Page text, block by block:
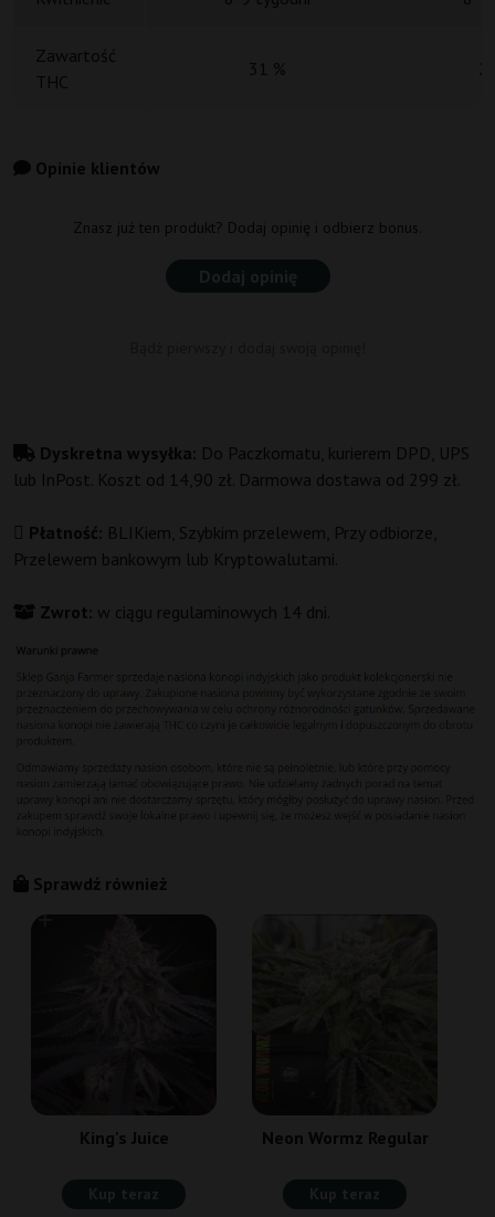
Zawartość
THC
31 %
Opinie klientów
Znasz już ten produkt? Dodaj opinię i odbierz bonus.
Dodaj opinię
Dyskretna wysyłka: Do Paczkomatu, kurierem DPD, UPS
lub InPost. Koszt od 14,90 zł. Darmowa dostawa od 299 zł.
Płatność: BLIKiem, Szybkim przelewem, Przy odbiorze,
Przelewem bankowym lub Kryptowalutami.
Zwrot: w ciągu regulaminowych 14 dni.
Sprawdź również
King's Juice
Kup teraz
Neon Wormz Regular
Kup teraz